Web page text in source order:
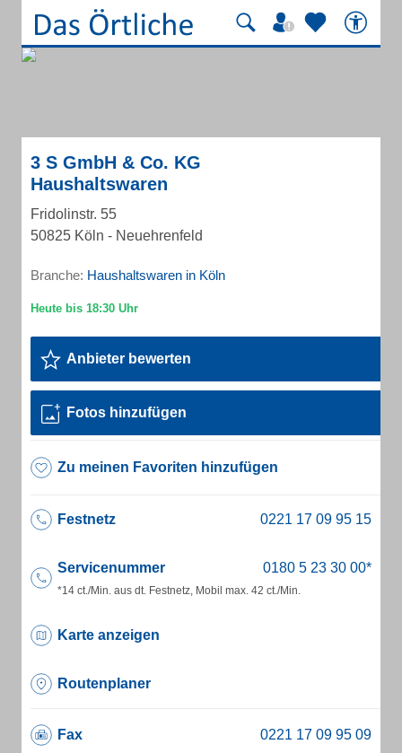
3 S GmbH & Co. KG
Haushaltswaren
Fridolinstr. 55
50825 Köln - Neuehrenfeld
Branche: Haushaltswaren in Köln
Anbieter bewerten
Fotos hinzufügen
Zu meinen Favoriten hinzufügen
Festnetz
Servicenummer
*14 ct./Min. aus dt. Festnetz, Mobil max. 42 ct./Min.
Karte anzeigen
Routenplaner
Fax